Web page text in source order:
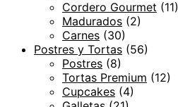
Cordero Gourmet (11)
Madurados (2)
Carnes (30)
Postres y Tortas (56)
Postres (8)
Tortas Premium (12)
Cupcakes (4)